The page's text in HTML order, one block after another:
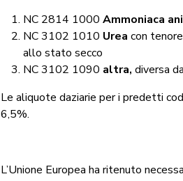
NC 2814 1000 Ammoniaca
NC 3102 1010 Urea con
allo stato secco
NC 3102 1090 altra, diversa
Le aliquote daziarie per i predetti
6,5%.
L’Unione Europea ha ritenuto